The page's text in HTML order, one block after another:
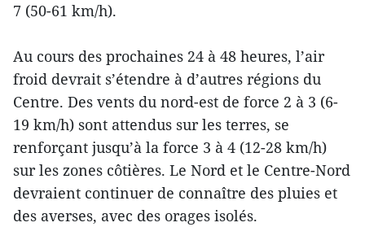
7 (50-61 km/h).
Au cours des prochaines 24 à 48 heures, l’air
froid devrait s’étendre à d’autres régions du
Centre. Des vents du nord-est de force 2 à 3 (6-
19 km/h) sont attendus sur les terres, se
renforçant jusqu’à la force 3 à 4 (12-28 km/h)
sur les zones côtières. Le Nord et le Centre-Nord
devraient continuer de connaître des pluies et
des averses, avec des orages isolés.